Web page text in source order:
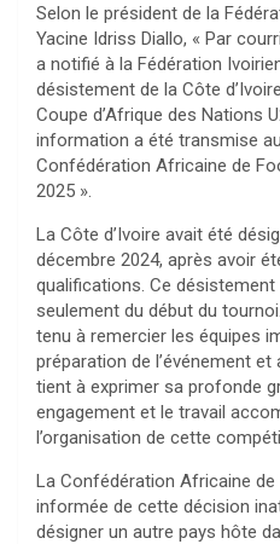
Selon le président de la
Yacine Idriss Diallo, « Par
a notifié à la Fédération
désistement de la Côte
Coupe d’Afrique des Nations
information a été transmise
Confédération Africaine de
2025 ».
La Côte d’Ivoire avait été
décembre 2024, après avoir
qualifications. Ce
seulement du début du
tenu à remercier les équipes
préparation de l’événement et
tient à exprimer sa profonde
engagement et le travail
l’organisation de cette
La Confédération Africaine de
informée de cette décision
désigner un autre pays hôte